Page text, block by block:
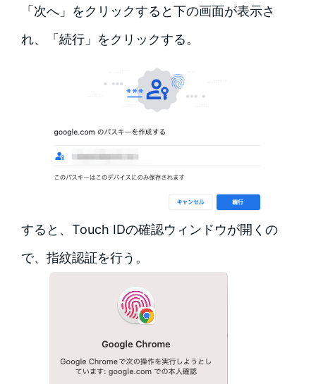
「次へ」をクリックすると下の画面が表示さ
れ、「続行」をクリックする。
すると、Touch IDの確認ウィンドウが開くの
で、指紋認証を行う。